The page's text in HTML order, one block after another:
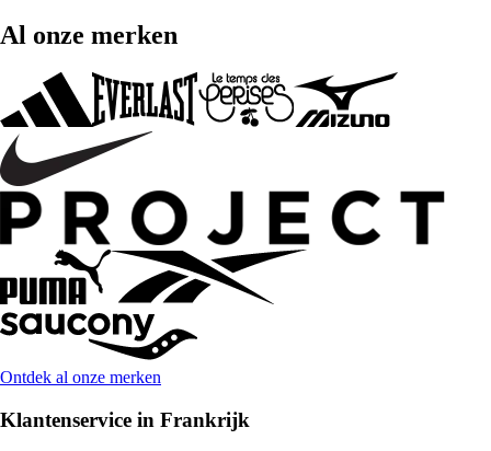
Al onze merken
Ontdek al onze merken
Klantenservice in Frankrijk